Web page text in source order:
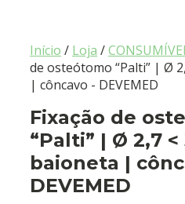
Início / Loja /
de osteótomo “Palti” | Ø
| côncavo - DEVEMED
Fixação de
“Palti” | Ø 2,7
baioneta |
DEVEMED